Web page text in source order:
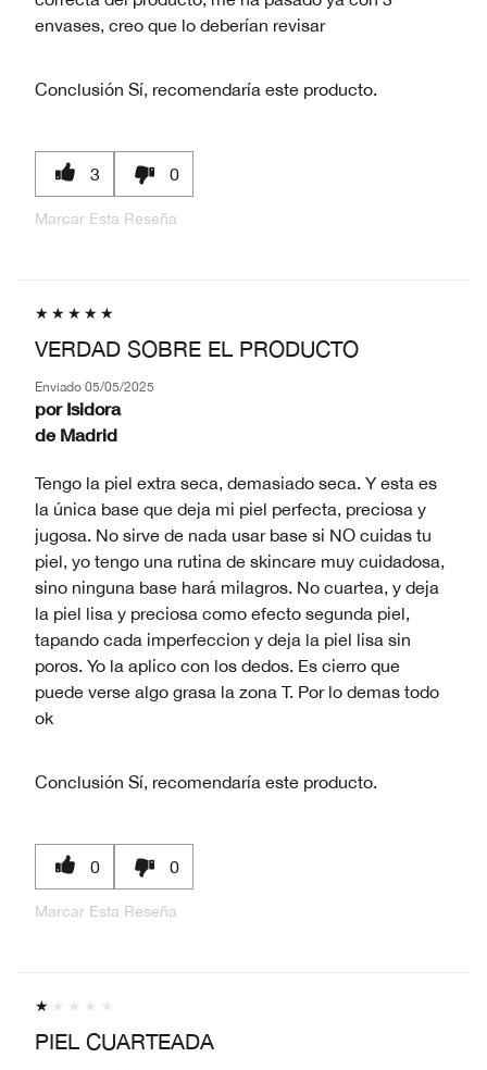
envases, creo que lo deberían revisar
Conclusión Sí, recomendaría este producto.
3 0
Marcar Esta Reseña
VERDAD SOBRE EL PRODUCTO
Enviado 05/05/2025
por Isidora
de Madrid
Tengo la piel extra seca, demasiado seca. Y esta es
la única base que deja mi piel perfecta, preciosa y
jugosa. No sirve de nada usar base si NO cuidas tu
piel, yo tengo una rutina de skincare muy cuidadosa,
sino ninguna base hará milagros. No cuartea, y deja
la piel lisa y preciosa como efecto segunda piel,
tapando cada imperfeccion y deja la piel lisa sin
poros. Yo la aplico con los dedos. Es cierro que
puede verse algo grasa la zona T. Por lo demas todo
ok
Conclusión Sí, recomendaría este producto.
0 0
Marcar Esta Reseña
PIEL CUARTEADA